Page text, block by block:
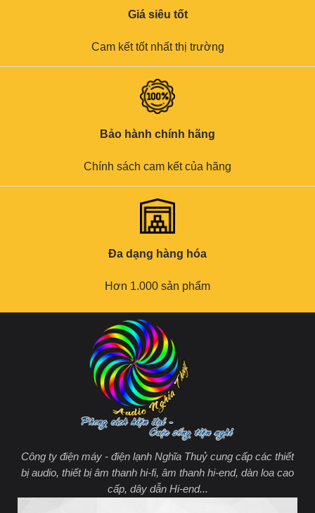
Giá siêu tốt
Cam kết tốt nhất thị trường
Bảo hành chính hãng
Chính sách cam kết của hãng
Đa dạng hàng hóa
Hơn 1.000 sản phẩm
Công ty điện máy - điện lạnh Nghĩa Thuỷ cung cấp các thiết
bị audio, thiết bị âm thanh hi-fi, âm thanh hi-end, dàn loa cao
cấp, dây dẫn Hi-end...